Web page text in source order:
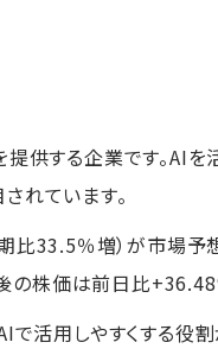
供する企業です。AI
れています。
33.5％増）が市場予
株価は前日比
活用しやすくする役